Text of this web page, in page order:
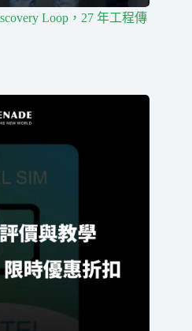
Loop，27 年工程傳